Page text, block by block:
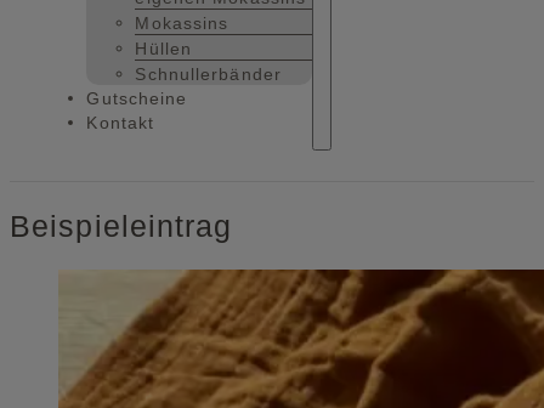
Mokassins
Hüllen
Schnullerbänder
Gutscheine
Kontakt
Beispieleintrag